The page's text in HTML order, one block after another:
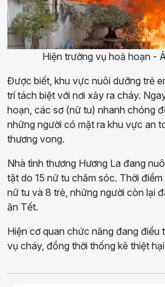
Hiện trường vụ hoả hoạn -
Được biết, khu vực nuôi dưỡng trẻ
trí tách biệt với nơi xảy ra cháy.
hoạn, các sơ (nữ tu) nhanh chóng
những người có mặt ra khu vực an
thương vong.
Nhà tình thương Hương La đang
tật do 15 nữ tu chăm sóc. Thời
nữ tu và 8 trẻ, những người còn lại
ăn Tết.
Hiện cơ quan chức năng đang điều
vụ cháy, đồng thời thống kê thiệt